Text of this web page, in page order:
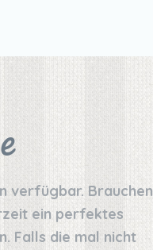
verfügbar. Brauchen
ein perfektes
Falls die mal nicht